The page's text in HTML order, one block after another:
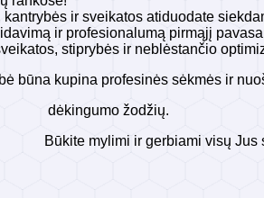
kantrybės ir sveikatos atiduodate
ir profesionalumą pirmąjį
stiprybės ir neblėstančio
būna kupina profesinės sėkmės ir
žodžių.
ir gerbiami visų Jus